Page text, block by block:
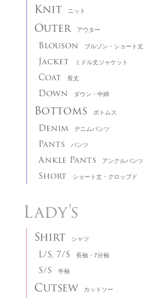
Knit ニット
Outer アウター
Blouson ブルゾン・ショート丈
Jacket ミドル丈ジャケット
Coat 長丈
Down ダウン・中綿
Bottoms ボトムス
Denim デニムパンツ
Pants パンツ
Ankle Pants アンクルパンツ
Short ショート丈・クロップド
Lady's
Shirt シャツ
L/S, 7/S 長袖・7分袖
S/S 半袖
Cutsew カットソー